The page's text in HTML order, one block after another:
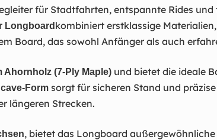
für Stadtfahrten, entspannte Rides und
Longboard kombiniert erstklassige
Board, das sowohl Anfänger als auch
Ahornholz (7-Ply Maple)und bietet die ideale
Formsorgt für sicheren Stand und
längeren Strecken.
, bietet das Longboard